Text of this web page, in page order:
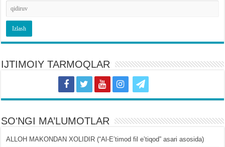
IJTIMOIY TARMOQLAR
SOʻNGI MA’LUMOTLAR
ALLOH MAKONDAN XOLIDIR (“Al-Eʼtimod fil eʼtiqod” asari asosida)